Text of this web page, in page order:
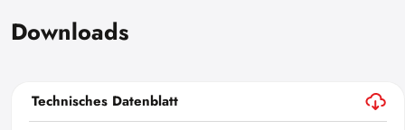
Downloads
Technisches Datenblatt